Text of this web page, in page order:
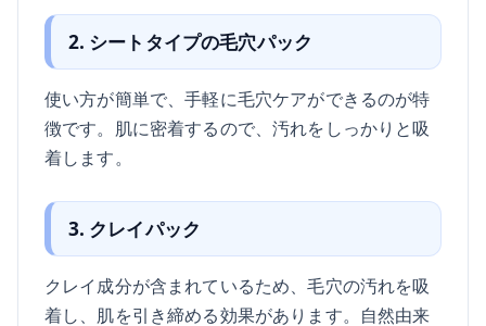
2. シートタイプの毛穴パック
使い方が簡単で、手軽に毛穴ケアができるのが特
徴です。肌に密着するので、汚れをしっかりと吸
着します。
3. クレイパック
クレイ成分が含まれているため、毛穴の汚れを吸
着し、肌を引き締める効果があります。自然由来